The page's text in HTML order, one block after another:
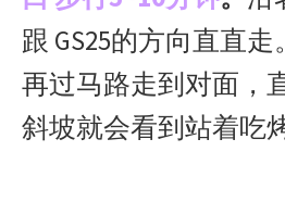
跟 GS25的方向直直
再过马路走到对面，
斜坡就会看到站着吃